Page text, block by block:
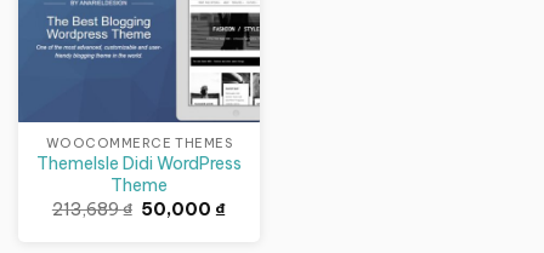
WOOCOMMERCE THEMES
ThemeIsle Didi WordPress
Theme
213,689₫ Giá
gốc
50,000₫Giá